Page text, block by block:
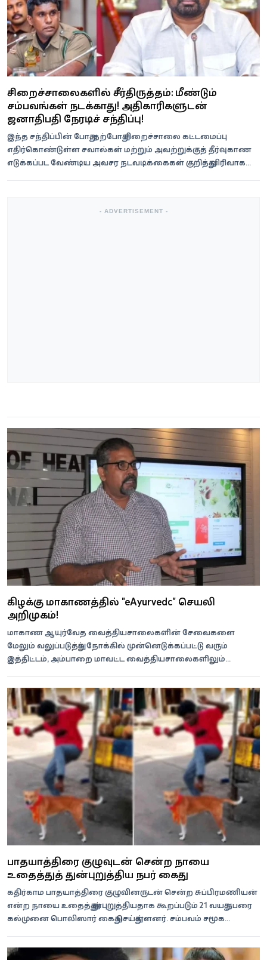
சிறைச்சாலைகளில் சீர்திருத்தம்: மீண்டும்
சம்பவங்கள் நடக்காது! அதிகாரிகளுடன்
ஜனாதிபதி நேரடிச் சந்திப்பு!
இந்த சந்திப்பின் போது, தற்போது சிறைச்சாலை கட்டமைப்பு
எதிர்கொண்டுள்ள சவால்கள் மற்றும் அவற்றுக்குத் தீர்வுகாண
எடுக்கப்பட வேண்டிய அவசர நடவடிக்கைகள் குறித்து விரிவாக
- ADVERTISEMENT -
கிழக்கு மாகாணத்தில் "eAyurvedic" செயலி
அறிமுகம்!
மாகாண ஆயுர்வேத வைத்தியசாலைகளின் சேவைகளை
மேலும் வலுப்படுத்தும் நோக்கில் முன்னெடுக்கப்பட்டு வரும்
இத்திட்டம், அம்பாறை மாவட்ட வைத்தியசாலைகளிலும்
பாதயாத்திரை குழுவுடன் சென்ற நாயை
உதைத்துத் துன்புறுத்திய நபர் கைது
கதிர்காம பாதயாத்திரை குழுவினருடன் சென்ற சுப்பிரமணியன்
என்ற நாயை உதைத்து துன்புறுத்தியதாக கூறப்படும் 21 வயது நபரை
கல்முனை பொலிஸார் கைது செய்துள்ளனர். சம்பவம் சமூக